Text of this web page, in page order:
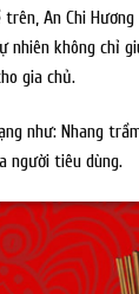
An Chi
nhiên không chỉ
gia chủ.
như: Nhang
người tiêu dùng.